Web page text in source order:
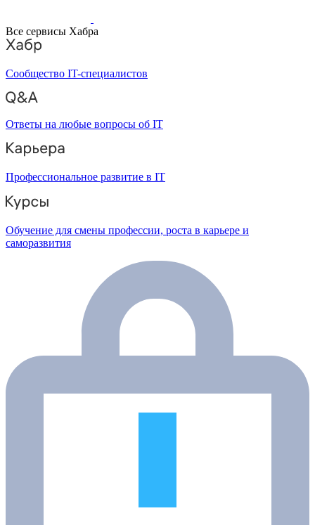
Все сервисы Хабра
Сообщество IT-специалистов
Ответы на любые вопросы об IT
Профессиональное развитие в IT
Обучение для смены профессии, роста в карьере и
саморазвития